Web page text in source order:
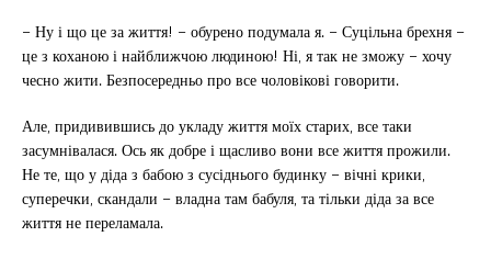
– Ну і що це за життя! – обурено подумала я. – Суцільна брехня –
це з коханою і найближчою людиною! Ні, я так не зможу – хочу
чесно жити. Безпосередньо про все чоловікові говорити.
Але, придивившись до укладу життя моїх старих, все таки
засумнівалася. Ось як добре і щасливо вони все життя прожили.
Не те, що у діда з бабою з сусіднього будинку – вічні крики,
суперечки, скандали – владна там бабуля, та тільки діда за все
життя не переламала.